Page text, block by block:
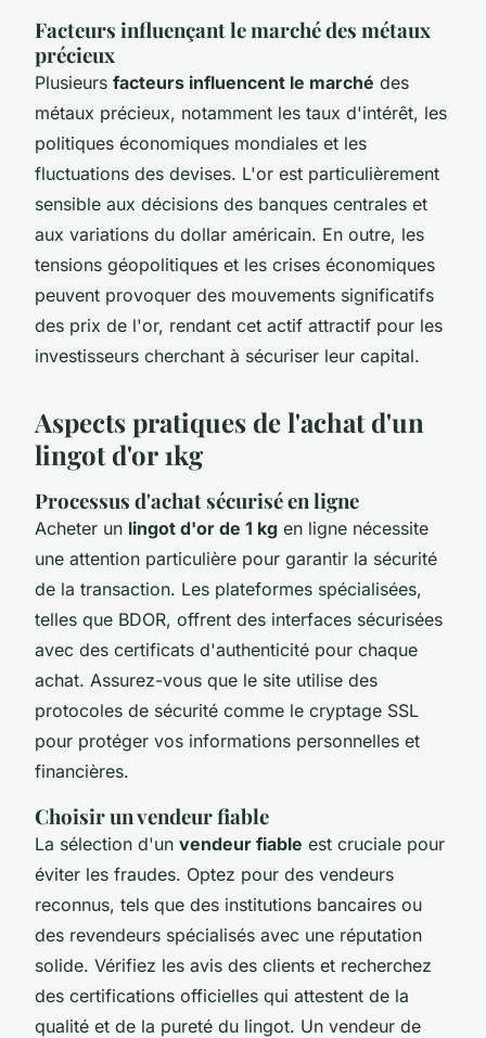
Facteurs influençant le marché des métaux
précieux
Plusieurs facteurs influencent le marché des
métaux précieux, notamment les taux d'intérêt, les
politiques économiques mondiales et les
fluctuations des devises. L'or est particulièrement
sensible aux décisions des banques centrales et
aux variations du dollar américain. En outre, les
tensions géopolitiques et les crises économiques
peuvent provoquer des mouvements significatifs
des prix de l'or, rendant cet actif attractif pour les
investisseurs cherchant à sécuriser leur capital.
Aspects pratiques de l'achat d'un
lingot d'or 1kg
Processus d'achat sécurisé en ligne
Acheter un lingot d'or de 1 kg en ligne nécessite
une attention particulière pour garantir la sécurité
de la transaction. Les plateformes spécialisées,
telles que BDOR, offrent des interfaces sécurisées
avec des certificats d'authenticité pour chaque
achat. Assurez-vous que le site utilise des
protocoles de sécurité comme le cryptage SSL
pour protéger vos informations personnelles et
financières.
Choisir un vendeur fiable
La sélection d'un vendeur fiable est cruciale pour
éviter les fraudes. Optez pour des vendeurs
reconnus, tels que des institutions bancaires ou
des revendeurs spécialisés avec une réputation
solide. Vérifiez les avis des clients et recherchez
des certifications officielles qui attestent de la
qualité et de la pureté du lingot. Un vendeur de